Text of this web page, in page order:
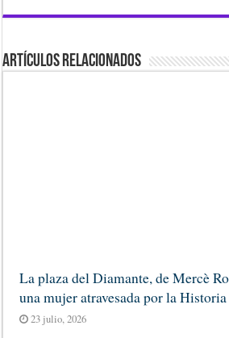
Artículos Relacionados
La plaza del Diamante, de Mercè
una mujer atravesada por la Historia
23 julio, 2026